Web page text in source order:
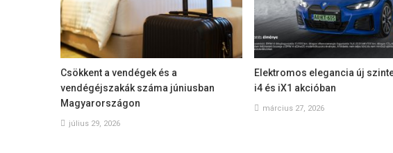
Csökkent a vendégek és a
vendégéjszakák száma júniusban
Magyarországon
július 29, 2026
Elektromos elegancia új
i4 és iX1 akcióban
március 27, 2026